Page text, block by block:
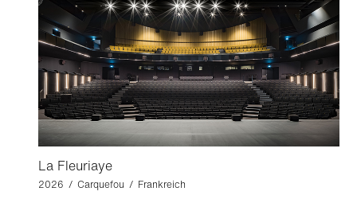
La Fleuriaye
2026 / Carquefou / Frankreich